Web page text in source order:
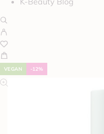
VEGAN -12%